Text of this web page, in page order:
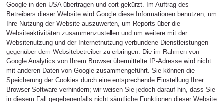
Google in den USA übertragen und dort gekürzt. Im Auftrag des
Betreibers dieser Website wird Google diese Informationen benutzen, um
Ihre Nutzung der Website auszuwerten, um Reports über die
Websiteaktivitäten zusammenzustellen und um weitere mit der
Websitenutzung und der Internetnutzung verbundene Dienstleistungen
gegenüber dem Websitebetreiber zu erbringen. Die im Rahmen von
Google Analytics von Ihrem Browser übermittelte IP-Adresse wird nicht
mit anderen Daten von Google zusammengeführt. Sie können die
Speicherung der Cookies durch eine entsprechende Einstellung Ihrer
Browser-Software verhindern; wir weisen Sie jedoch darauf hin, dass Sie
in diesem Fall gegebenenfalls nicht sämtliche Funktionen dieser Website